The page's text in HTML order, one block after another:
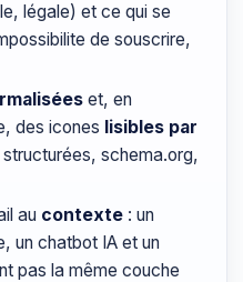
légale) et ce qui se
de souscrire,
et, en
des icones lisibles par
schema.org,
au contexte : un
un chatbot IA et un
pas la même couche